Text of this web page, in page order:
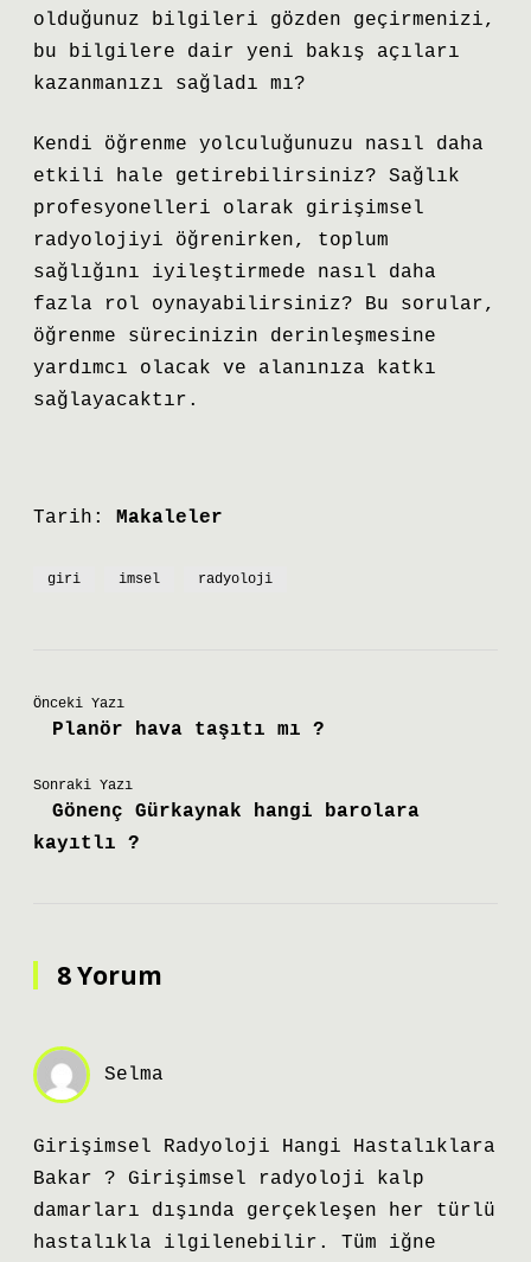
olduğunuz bilgileri gözden geçirmenizi,
bu bilgilere dair yeni bakış açıları
kazanmanızı sağladı mı?
Kendi öğrenme yolculuğunuzu nasıl daha
etkili hale getirebilirsiniz? Sağlık
profesyonelleri olarak girişimsel
radyolojiyi öğrenirken, toplum
sağlığını iyileştirmede nasıl daha
fazla rol oynayabilirsiniz? Bu sorular,
öğrenme sürecinizin derinleşmesine
yardımcı olacak ve alanınıza katkı
sağlayacaktır.
Tarih: Makaleler
giri imsel radyoloji
Önceki Yazı
Planör hava taşıtı mı ?
Sonraki Yazı
Gönenç Gürkaynak hangi barolara
kayıtlı ?
8 Yorum
Selma
Girişimsel Radyoloji Hangi Hastalıklara
Bakar ? Girişimsel radyoloji kalp
damarları dışında gerçekleşen her türlü
hastalıkla ilgilenebilir. Tüm iğne